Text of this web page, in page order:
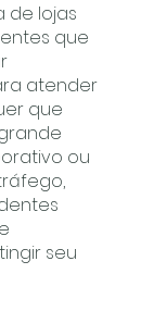
de lojas
que
atender
que
ou
seu